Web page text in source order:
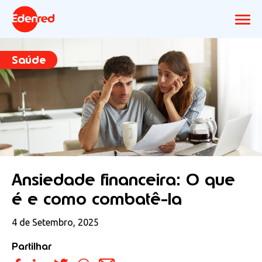
Saúde
Ansiedade financeira: O que
é e como combatê-la
4 de Setembro, 2025
Partilhar